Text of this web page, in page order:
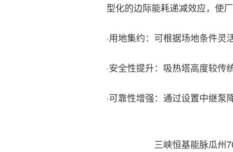
型化的边际能耗递减效应，使
·用地集约：可根据场地条件灵
·安全性提升：吸热塔高度较传
·可靠性增强：通过设置中继泵
三峡恒基能脉瓜州